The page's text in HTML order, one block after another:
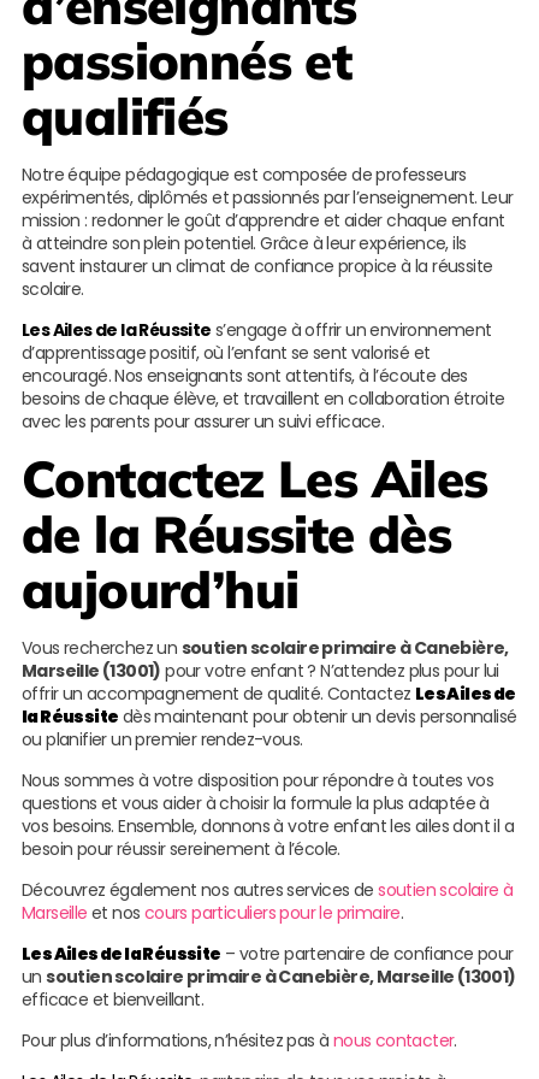
passionnés et
qualifiés
Notre équipe pédagogique est composée de professeurs
expérimentés, diplômés et passionnés par l’enseignement. Leur
mission : redonner le goût d’apprendre et aider chaque enfant
à atteindre son plein potentiel. Grâce à leur expérience, ils
savent instaurer un climat de confiance propice à la réussite
scolaire.
Les Ailes de la Réussite s’engage à offrir un environnement
d’apprentissage positif, où l’enfant se sent valorisé et
encouragé. Nos enseignants sont attentifs, à l’écoute des
besoins de chaque élève, et travaillent en collaboration étroite
avec les parents pour assurer un suivi efficace.
Contactez Les Ailes
de la Réussite dès
aujourd’hui
Vous recherchez un soutien scolaire primaire à Canebière,
Marseille (13001) pour votre enfant ? N’attendez plus pour lui
offrir un accompagnement de qualité. Contactez Les Ailes de
la Réussite dès maintenant pour obtenir un devis personnalisé
ou planifier un premier rendez-vous.
Nous sommes à votre disposition pour répondre à toutes vos
questions et vous aider à choisir la formule la plus adaptée à
vos besoins. Ensemble, donnons à votre enfant les ailes dont il a
besoin pour réussir sereinement à l’école.
Découvrez également nos autres services desoutien scolaire à
Marseille et nos cours particuliers pour le primaire.
Les Ailes de la Réussite – votre partenaire de confiance pour
unsoutien scolaire primaire à Canebière, Marseille (13001)
efficace et bienveillant.
Pour plus d’informations, n’hésitez pas à nous contacter.